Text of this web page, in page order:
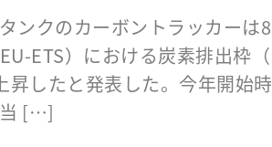
ンクのカーボントラッカーは
ETS）における炭素排出枠
昇したと発表した。今年開始
[…]